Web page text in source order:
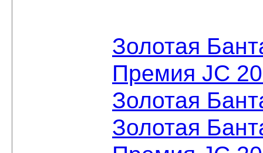
Золотая
Премия JC
Золотая
Золотая